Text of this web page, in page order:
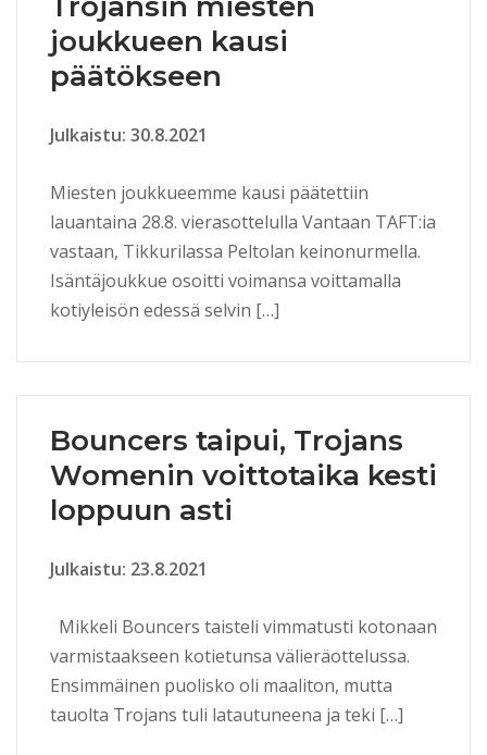
joukkueen kausi
päätökseen
Julkaistu: 30.8.2021
Miesten joukkueemme kausi päätettiin
lauantaina 28.8. vierasottelulla Vantaan TAFT:ia
vastaan, Tikkurilassa Peltolan keinonurmella.
Isäntäjoukkue osoitti voimansa voittamalla
kotiyleisön edessä selvin […]
Bouncers taipui, Trojans
Womenin voittotaika kesti
loppuun asti
Julkaistu: 23.8.2021
Mikkeli Bouncers taisteli vimmatusti kotonaan
varmistaakseen kotietunsa välieräottelussa.
Ensimmäinen puolisko oli maaliton, mutta
tauolta Trojans tuli latautuneena ja teki […]